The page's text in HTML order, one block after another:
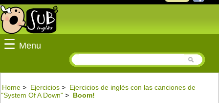
☰ Menu
Home > Ejercicios > Ejercicios de inglés con las canciones de
"System Of A Down" > Boom!